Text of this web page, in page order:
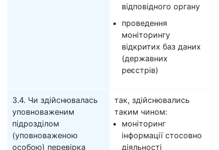
відповідного органу
проведення
моніторингу
відкритих баз даних
(державних
реєстрів)
3.4. Чи здійснювалась
уповноваженим
підрозділом
(уповноваженою
особою) перевірка
так, здійснювались
таким чином:
моніторинг
інформації стосовно
діяльності